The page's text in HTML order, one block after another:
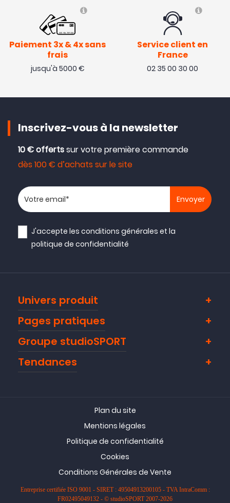
Paiement 3x & 4x sans
frais
jusqu'à 5000 €
Service client en
France
02 35 00 30 00
Inscrivez-vous à la newsletter
10 € offertssur votre première commande
dès 100 € d’achats sur le site
Votre adresse email
J'accepte lesconditions générales et la
politique de confidentialité
Univers produit
Pages pratiques
Groupe studioSPORT
Tendances
Plan du site
Mentions légales
Politique de confidentialité
Cookies
Conditions Générales de Vente
Entreprise certifiée ISO 9001 - SIRET : 49504913200105 - TVA IntraComm :
FR02495049132 - © studioSPORT 2007-2026